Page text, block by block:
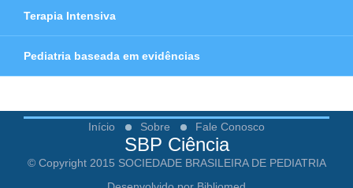
Terapia Intensiva
Pediatria baseada em evidências
Início Sobre Fale Conosco
SBP Ciência
© Copyright 2015 SOCIEDADE BRASILEIRA DE PEDIATRIA